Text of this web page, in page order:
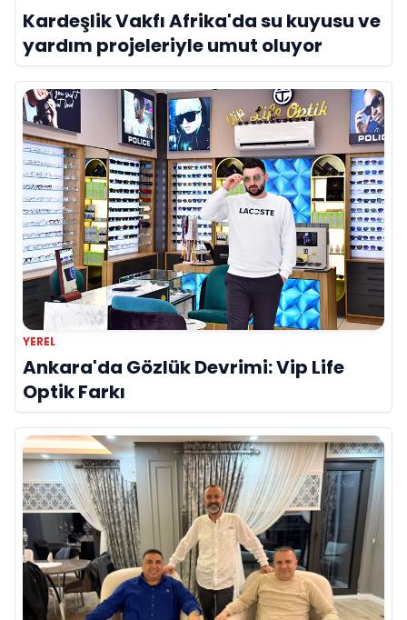
Kardeşlik Vakfı Afrika'da su kuyusu ve
yardım projeleriyle umut oluyor
YEREL
Ankara'da Gözlük Devrimi: Vip Life
Optik Farkı